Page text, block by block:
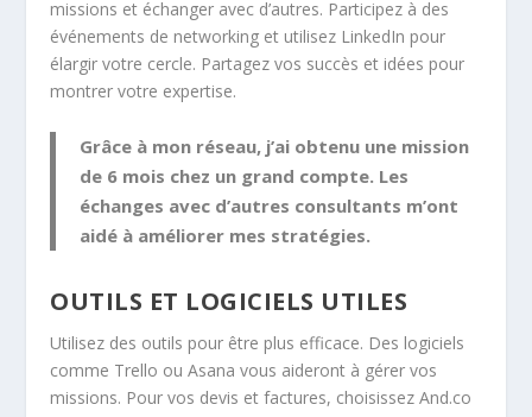
missions et échanger avec d’autres. Participez à des
événements de networking et utilisez LinkedIn pour
élargir votre cercle. Partagez vos succès et idées pour
montrer votre expertise.
Grâce à mon réseau, j’ai obtenu une mission
de 6 mois chez un grand compte. Les
échanges avec d’autres consultants m’ont
aidé à améliorer mes stratégies.
OUTILS ET LOGICIELS UTILES
Utilisez des outils pour être plus efficace. Des logiciels
comme Trello ou Asana vous aideront à gérer vos
missions. Pour vos devis et factures, choisissez And.co